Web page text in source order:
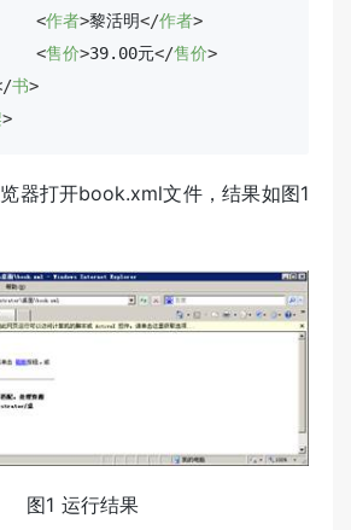
<作者>黎活明</作者>
<售价>39.00元</售价>
书>
>
器打开book.xml文件，结果如图1
图1 运行结果